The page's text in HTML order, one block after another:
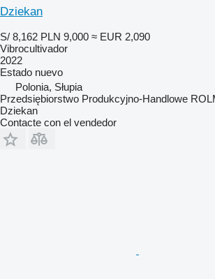
Dziekan
S/ 8,162 PLN 9,000 ≈ EUR 2,090
Vibrocultivador
2022
Estado nuevo
Polonia, Słupia
Przedsiębiorstwo Produkcyjno-Handlowe
Dziekan
Contacte con el vendedor